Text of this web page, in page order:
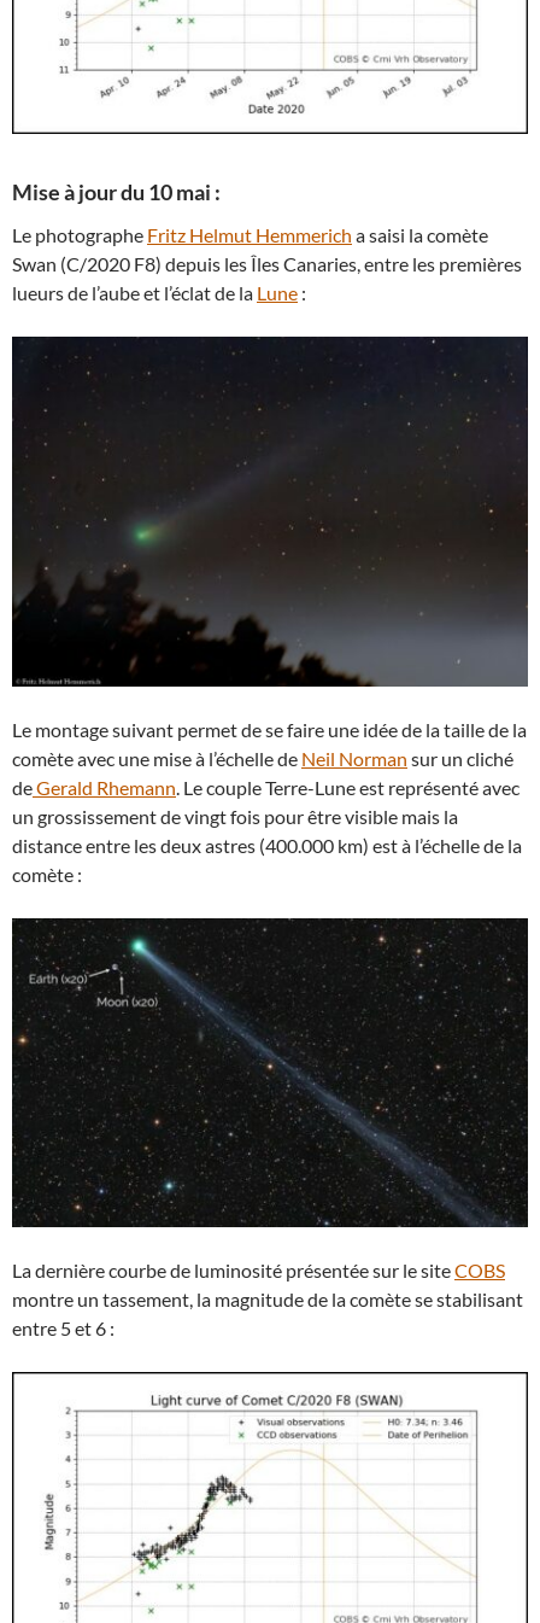
Mise à jour du 10 mai :
Le photographe Fritz Helmut Hemmerich a saisi la comète
Swan (C/2020 F8) depuis les Îles Canaries, entre les premières
lueurs de l’aube et l’éclat de la Lune :
Le montage suivant permet de se faire une idée de la taille de la
comète avec une mise à l’échelle de Neil Norman sur un cliché
deGerald Rhemann. Le couple Terre-Lune est représenté avec
un grossissement de vingt fois pour être visible mais la
distance entre les deux astres (400.000 km) est à l’échelle de la
comète :
La dernière courbe de luminosité présentée sur le siteCOBS
montre un tassement, la magnitude de la comète se stabilisant
entre 5 et 6 :